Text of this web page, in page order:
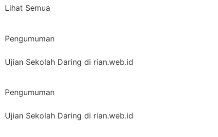
Lihat Semua
Pengumuman
Ujian Sekolah Daring di rian.web.id
Pengumuman
Ujian Sekolah Daring di rian.web.id